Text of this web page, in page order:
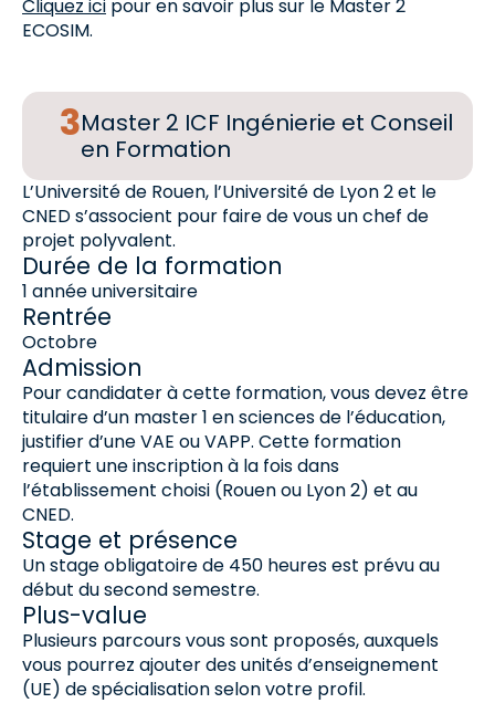
Cliquez ici pour en savoir plus sur le Master 2
ECOSIM.
Master 2 ICF Ingénierie et Conseil
en Formation
L’Université de Rouen, l’Université de Lyon 2 et le
CNED s’associent pour faire de vous un chef de
projet polyvalent.
Durée de la formation
1 année universitaire
Rentrée
Octobre
Admission
Pour candidater à cette formation, vous devez être
titulaire d’un master 1 en sciences de l’éducation,
justifier d’une VAE ou VAPP. Cette formation
requiert une inscription à la fois dans
l’établissement choisi (Rouen ou Lyon 2) et au
CNED.
Stage et présence
Un stage obligatoire de 450 heures est prévu au
début du second semestre.
Plus-value
Plusieurs parcours vous sont proposés, auxquels
vous pourrez ajouter des unités d’enseignement
(UE) de spécialisation selon votre profil.